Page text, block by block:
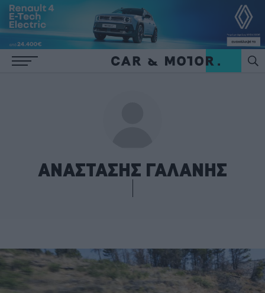
ΑΝΑΣΤΑΣΗΣ ΓΑΛΑΝΗΣ